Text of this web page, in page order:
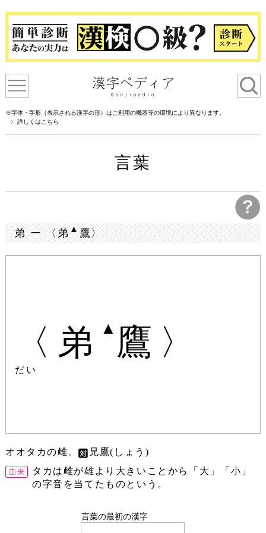
※字体・字形（表示される漢字の形）はご利用の機器等の環境により異なります。
詳しくはこちら
言葉
弟 ー 〈弟▲鷹〉
〈弟 ▲ 鷹〉
だい
オオタカの雌。
兄鷹(しょう)
タカは雌が雄より大きいことから「大」「小」
の字音を当てたものという。
言葉の最初の漢字